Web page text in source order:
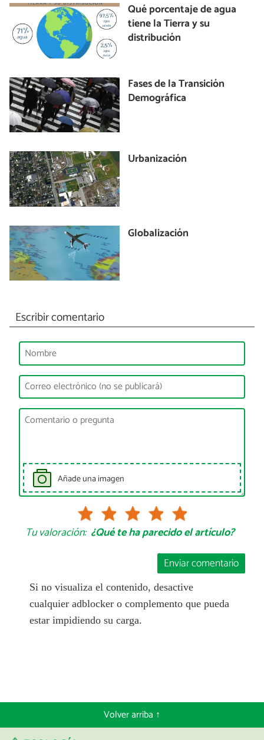
Qué porcentaje de agua
tiene la Tierra y su
distribución
Fases de la Transición
Demográfica
Urbanización
Globalización
Escribir comentario
Añade una imagen
Tu valoración: ¿Qué te ha parecido el artículo?
Enviar comentario
Si no visualiza el contenido, desactive
cualquier adblocker o complemento que pueda
estar impidiendo su carga.
Volver arriba ↑